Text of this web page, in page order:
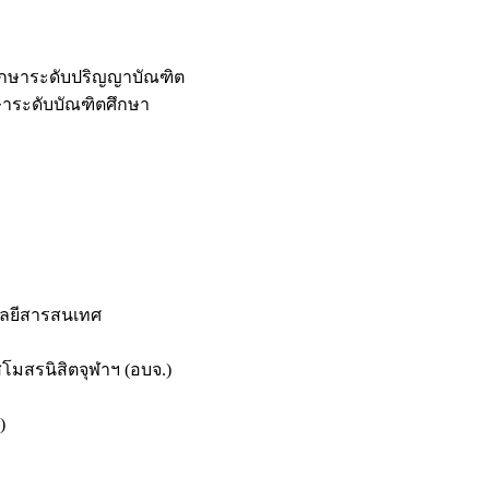
กษาระดับปริญญาบัณฑิต
าระดับบัณฑิตศึกษา
ยีสารสนเทศ
มสรนิสิตจุฬาฯ (อบจ.)